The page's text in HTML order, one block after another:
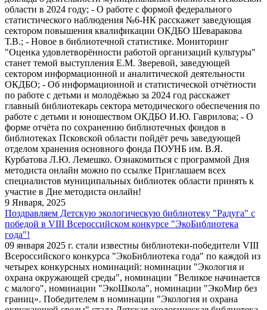
области в 2024 году; - О работе с формой федерального
статистического наблюдения №6-НК расскажет заведующая
сектором повышения квалификации ОКДБО Шеваракова
Т.В.; - Новое в библиотечной статистике. Мониторинг
"Оценка удовлетворённости работой организаций культуры"
станет темой выступления Е.М. Зверевой, заведующей
сектором информационной и аналитической деятельности
ОКДБО; - Об информационной и статистической отчётности
по работе с детьми и молодёжью за 2024 год расскажет
главный библиотекарь сектора методического обеспечения по
работе с детьми и юношеством ОКДБО И.Ю. Гаврилова; - О
форме отчёта по сохранению библиотечных фондов в
библиотеках Псковской области пойдёт речь заведующей
отделом хранения основного фонда ПОУНБ им. В.Я.
Курбатова Л.Ю. Лемешко. Ознакомиться с программой Дня
методиста онлайн можно по ссылке Приглашаем всех
специалистов муниципальных библиотек области принять к
участие в Дне методиста онлайн!
9 Января, 2025
Поздравляем Детскую экологическую библиотеку "Радуга" с
победой в VIII Всероссийском конкурсе "ЭкоБиблиотека
года"!
09 января 2025 г. стали известны библиотеки-победители VIII
Всероссийского конкурса "ЭкоБиблиотека года" по каждой из
четырех конкурсных номинаций: номинации "Экология и
охрана окружающей среды", номинации "Великое начинается
с малого", номинации "ЭкоШкола", номинации "ЭкоМир без
границ». Победителем в номинации "Экология и охрана